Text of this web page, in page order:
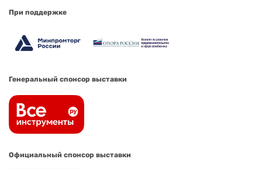
При поддержке
Генеральный спонсор выставки
Официальный спонсор выставки